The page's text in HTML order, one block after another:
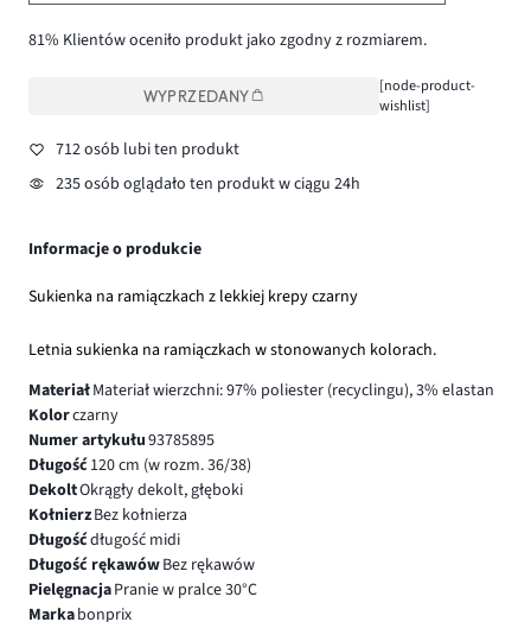
81% Klientów oceniło produkt jako zgodny z rozmiarem.
WYPRZEDANY
[node-product-
wishlist]
712 osób lubi ten produkt
235 osób oglądało ten produkt w ciągu 24h
Informacje o produkcie
Sukienka na ramiączkach z lekkiej krepy czarny
Letnia sukienka na ramiączkach w stonowanych kolorach.
MateriałMateriał wierzchni: 97% poliester (recyclingu), 3% elastan
Kolorczarny
Numer artykułu93785895
Długość120 cm (w rozm. 36/38)
DekoltOkrągły dekolt, głęboki
KołnierzBez kołnierza
Długośćdługość midi
Długość rękawówBez rękawów
PielęgnacjaPranie w pralce 30°C
Markabonprix